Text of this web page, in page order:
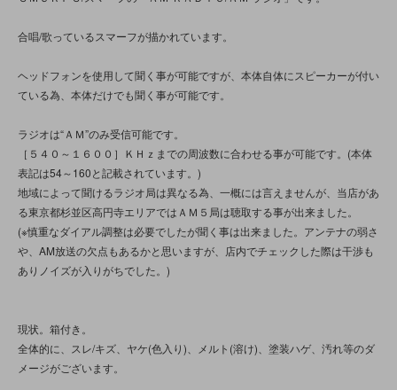
合唱/歌っているスマーフが描かれています。
ヘッドフォンを使用して聞く事が可能ですが、本体自体にスピーカーが付い
ている為、本体だけでも聞く事が可能です。
ラジオは“ＡＭ”のみ受信可能です。
［５４０～１６００］ＫＨｚまでの周波数に合わせる事が可能です。(本体
表記は54～160と記載されています。)
地域によって聞けるラジオ局は異なる為、一概には言えませんが、当店があ
る東京都杉並区高円寺エリアではＡＭ５局は聴取する事が出来ました。
(※慎重なダイアル調整は必要でしたが聞く事は出来ました。アンテナの弱さ
や、AM放送の欠点もあるかと思いますが、店内でチェックした際は干渉も
ありノイズが入りがちでした。)
現状。箱付き。
全体的に、スレ/キズ、ヤケ(色入り)、メルト(溶け)、塗装ハゲ、汚れ等のダ
メージがございます。